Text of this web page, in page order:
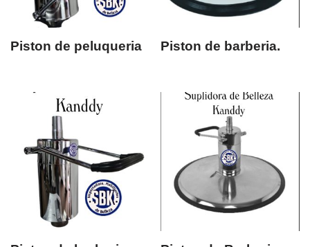
Piston de peluqueria Piston de barberia.